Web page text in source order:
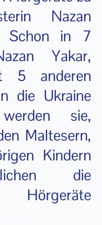
Nazan
Schon in 7
Yakar,
5 anderen
die Ukraine
sie,
Maltesern,
Kindern
die